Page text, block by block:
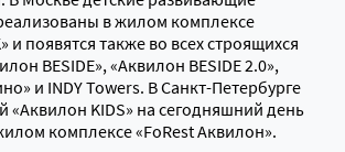
в жилом комплексе
и появятся также во всех строящихся
BESIDE», «Аквилон BESIDE 2.0»,
и INDY Towers. В Санкт-Петербурге
KIDS» на сегодняшний день
комплексе «FoRest Аквилон».